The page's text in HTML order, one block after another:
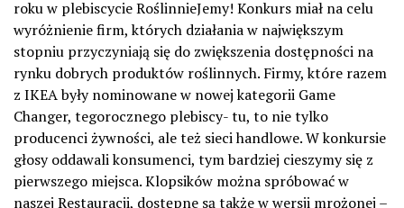
roku w plebiscycie RoślinnieJemy! Konkurs miał na celu
wyróżnienie firm, których działania w największym
stopniu przyczyniają się do zwiększenia dostępności na
rynku dobrych produktów roślinnych. Firmy, które razem
z IKEA były nominowane w nowej kategorii Game
Changer, tegorocznego plebiscy- tu, to nie tylko
producenci żywności, ale też sieci handlowe. W konkursie
głosy oddawali konsumenci, tym bardziej cieszymy się z
pierwszego miejsca. Klopsików można spróbować w
naszej Restauracji, dostępne są także w wersji mrożonej –